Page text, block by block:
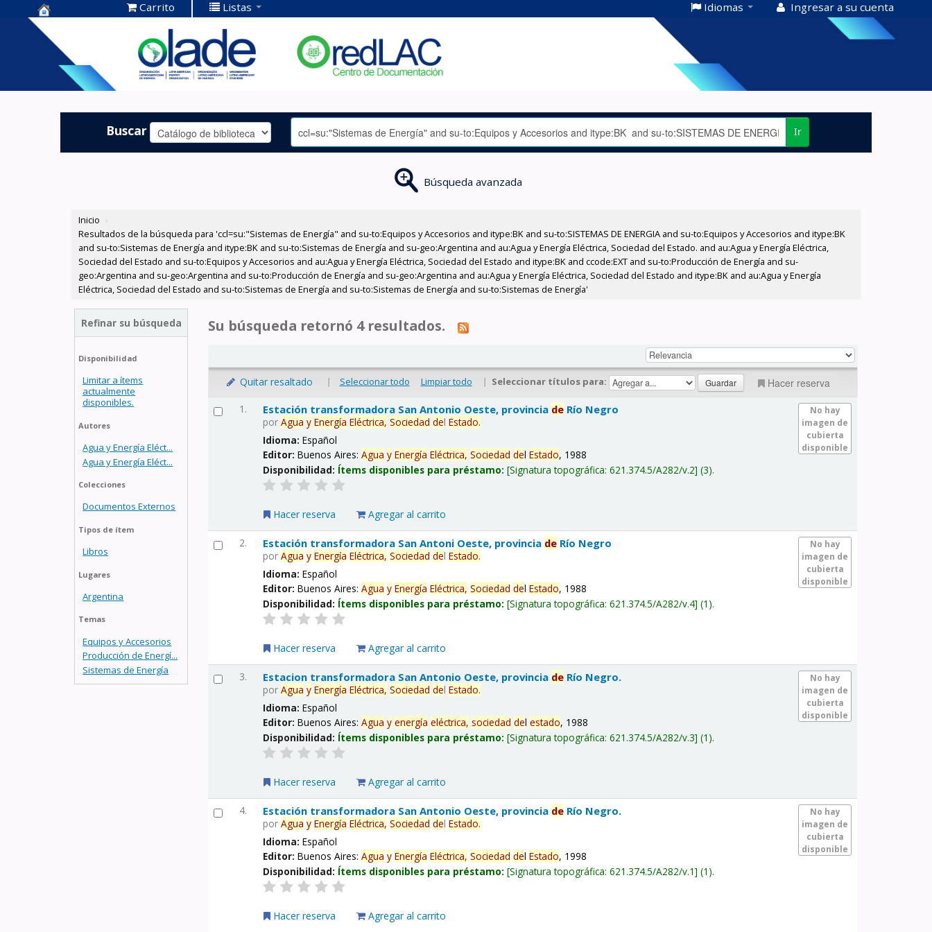
Centro de
Documentación
OLADE -
Carrito Listas Idiomas Ingresar a su cuenta
Buscar Ir
Búsqueda avanzada
Inicio ›
Resultados de la búsqueda para 'ccl=su:"Sistemas de Energía" and su-to:Equipos y Accesorios and itype:BK and su-to:SISTEMAS DE ENERGIA and su-to:Equipos y Accesorios and itype:BK
and su-to:Sistemas de Energía and itype:BK and su-to:Sistemas de Energía and su-geo:Argentina and au:Agua y Energía Eléctrica, Sociedad del Estado. and au:Agua y Energía Eléctrica,
Sociedad del Estado and su-to:Equipos y Accesorios and au:Agua y Energía Eléctrica, Sociedad del Estado and itype:BK and ccode:EXT and su-to:Producción de Energía and su-
geo:Argentina and su-geo:Argentina and su-to:Producción de Energía and su-geo:Argentina and au:Agua y Energía Eléctrica, Sociedad del Estado and itype:BK and au:Agua y Energía
Eléctrica, Sociedad del Estado and su-to:Sistemas de Energía and su-to:Sistemas de Energía and su-to:Sistemas de Energía'
Refinar su búsqueda
Disponibilidad
Limitar a ítems
actualmente
disponibles.
Autores
Agua y Energía Eléct...
Agua y Energía Eléct...
Colecciones
Documentos Externos
Tipos de ítem
Libros
Lugares
Argentina
Temas
Equipos y Accesorios
Producción de Energí...
Sistemas de Energía
Su búsqueda retornó 4 resultados.
Quitar resaltado | Seleccionar todo Limpiar todo | Seleccionar títulos para: Hacer reserva
1.
No hay
imagen de
cubierta
disponible
Estación transformadora San Antonio Oeste, provincia de Río Negro
porAgua y Energía Eléctrica, Sociedad delEstado.
Idioma:Español
Editor:Buenos Aires:Agua y Energía Eléctrica, Sociedad delEstado, 1988
Disponibilidad: Ítems disponibles para préstamo: Signatura topográfica:621.374.5/A282/v.2 (3).
Hacer reserva Agregar al carrito
2.
No hay
imagen de
cubierta
disponible
Estación transformadora San Antoni Oeste, provincia de Río Negro
porAgua y Energía Eléctrica, Sociedad delEstado.
Idioma:Español
Editor:Buenos Aires:Agua y Energía Eléctrica, Sociedad delEstado, 1988
Disponibilidad: Ítems disponibles para préstamo: Signatura topográfica:621.374.5/A282/v.4 (1).
Hacer reserva Agregar al carrito
3.
No hay
imagen de
cubierta
disponible
Estacion transformadora San Antonio Oeste, provincia de Río Negro.
porAgua y Energía Eléctrica, Sociedad delEstado.
Idioma:Español
Editor:Buenos Aires:Agua y energía eléctrica, sociedad delestado, 1988
Disponibilidad: Ítems disponibles para préstamo: Signatura topográfica:621.374.5/A282/v.3 (1).
Hacer reserva Agregar al carrito
4.
No hay
imagen de
cubierta
disponible
Estación transformadora San Antonio Oeste, provincia de Río Negro.
porAgua y Energía Eléctrica, Sociedad delEstado.
Idioma:Español
Editor:Buenos Aires:Agua y Energía Eléctrica, Sociedad delEstado, 1998
Disponibilidad: Ítems disponibles para préstamo: Signatura topográfica:621.374.5/A282/v.1 (1).
Hacer reserva Agregar al carrito